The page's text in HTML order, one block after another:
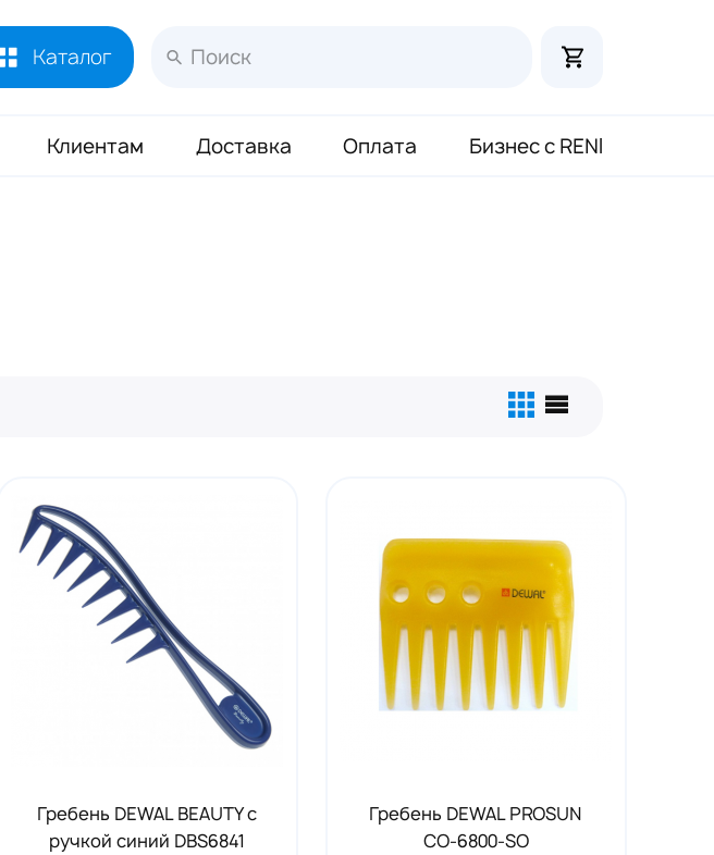
Каталог
Клиентам Доставка Оплата Бизнес с RENI
Гребень DEWAL BEAUTY с
ручкой синий DBS6841
Гребень DEWAL PROSUN
CO-6800-SO